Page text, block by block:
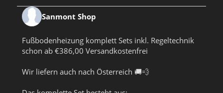
Sanmont Shop
Fußbodenheizung komplett Sets inkl. Regeltechnik
schon ab €386,00 Versandkostenfrei
Wir liefern auch nach Österreich 🚚💨